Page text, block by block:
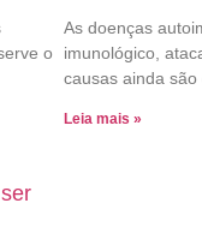
o
As doenças
imunológico,
causas ainda são
Leia mais »